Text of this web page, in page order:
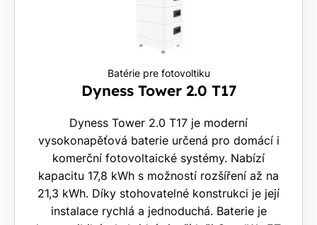
Batérie pre fotovoltiku
Dyness Tower 2.0 T17
Dyness Tower 2.0 T17 je moderní
vysokonapěťová baterie určená pro domácí i
komerční fotovoltaické systémy. Nabízí
kapacitu 17,8 kWh s možností rozšíření až na
21,3 kWh. Díky stohovatelné konstrukci je její
instalace rychlá a jednoduchá. Baterie je